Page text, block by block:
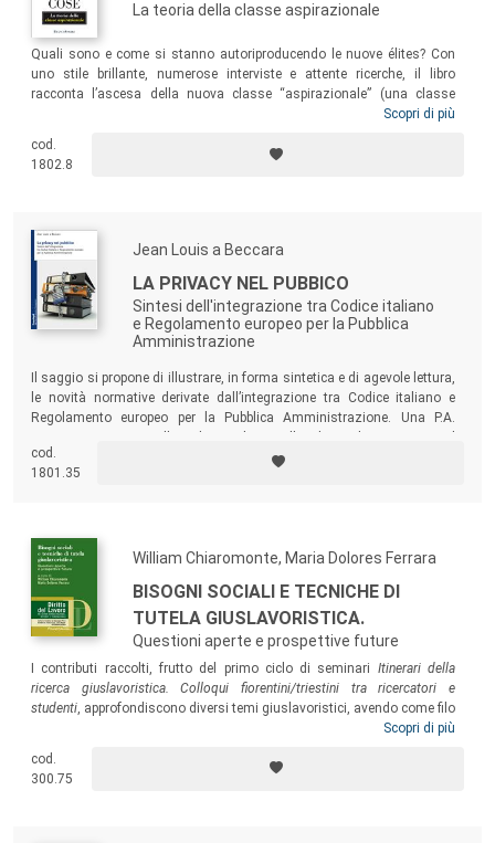
La teoria della classe aspirazionale
Quali sono e come si stanno autoriproducendo le nuove élites? Con
uno stile brillante, numerose interviste e attente ricerche, il libro
racconta l’ascesa della nuova classe “aspirazionale” (una classe
dotata di un alto livello di istruzione e di capitale culturale prima
alle altre classi sociali. Scelto da The Economist come Best Books
2017, è una lettura per chiunque voglia comprendere la vita delle
Scopri di più
cod.
1802.8
Jean Louis a Beccara
LA PRIVACY NEL PUBBICO
Sintesi dell'integrazione tra Codice italiano
e Regolamento europeo per la Pubblica
Amministrazione
Il saggio si propone di illustrare, in forma sintetica e di agevole lettura,
le novità normative derivate dall’integrazione tra Codice italiano e
Regolamento europeo per la Pubblica Amministrazione. Una P.A.
rispetto degli obblighi di trasparenza, pubblicità, riutilizzo dei dati,
dall’altra deve garantire la privacy come limitazione degli obblighi
cod.
1801.35
William Chiaromonte, Maria Dolores Ferrara
BISOGNI SOCIALI E TECNICHE DI
TUTELA GIUSLAVORISTICA.
Questioni aperte e prospettive future
I contributi raccolti, frutto del primo ciclo di seminari Itinerari della
ricerca giuslavoristica. Colloqui fiorentini/triestini tra ricercatori e
studenti , approfondiscono diversi temi giuslavoristici, avendo come filo
conduttore l’obiettivo di indagare – alla luce delle riforme del diritto del
corrispondenti tecniche di tutela, allo scopo di verificare se e in che
misura le seconde siano in grado di fare adeguatamente fronte ai
Scopri di più
cod.
300.75